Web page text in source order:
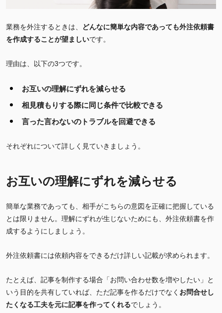
業務を外注するときは、
どんなに簡単な内容であっても外注依頼書
を作成することが望ましいです。
理由は、以下の3つです。
お互いの理解にずれを減らせる
相見積もりする際に同じ条件で比較できる
言った言わないのトラブルを回避できる
それぞれについて詳しく見ていきましょう。
お互いの理解にずれを減らせる
簡単な業務であっても、相手がこちらの意図を正確に把握している
とは限りません。理解にずれが生じないためにも、外注依頼書を作
成するようにしましょう。
外注依頼書には依頼内容をできるだけ詳しい記載が求められます。
たとえば、記事を制作する場合「お問い合わせ数を増やしたい」と
いう目的を共有していれば、ただ記事を作るだけでなく お問合せし
たくなる工夫を元に記事を作ってくれるでしょう。